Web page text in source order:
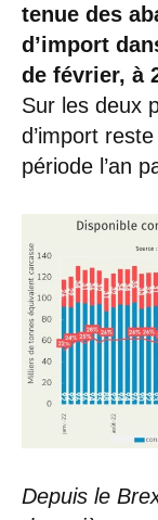
tenue des
d’import
de février, à
Sur les deux
d’import
période l’an
Depuis le